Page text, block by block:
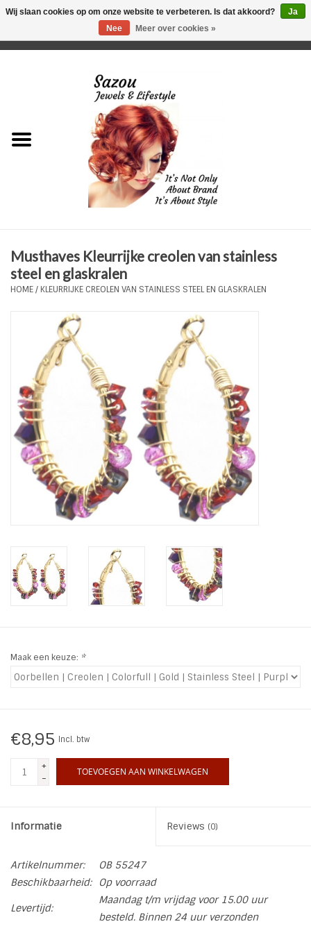
Just for Him
Plus Size Sieraden
Tassen en meer
Haaraccesoires
Zonnebrillen
Fashion
ON THE BEACH
Ohlala Jewels
INSPIRATIE
Musthaves Kleurrijke creolen van stainless
steel en glaskralen
HOME/ KLEURRIJKE CREOLEN VAN STAINLESS STEEL EN GLASKRALEN
Maak een keuze: *
€8,95 Incl. btw
+
-
TOEVOEGEN AAN WINKELWAGEN
Informatie Reviews (0)
Artikelnummer:
OB 55247
Beschikbaarheid:
Op voorraad
Levertijd:
Maandag t/m vrijdag voor 15.00 uur
besteld. Binnen 24 uur verzonden
Wij slaan cookies op om onze website te verbeteren. Is dat akkoord?
Ja
Nee
Meer over cookies »